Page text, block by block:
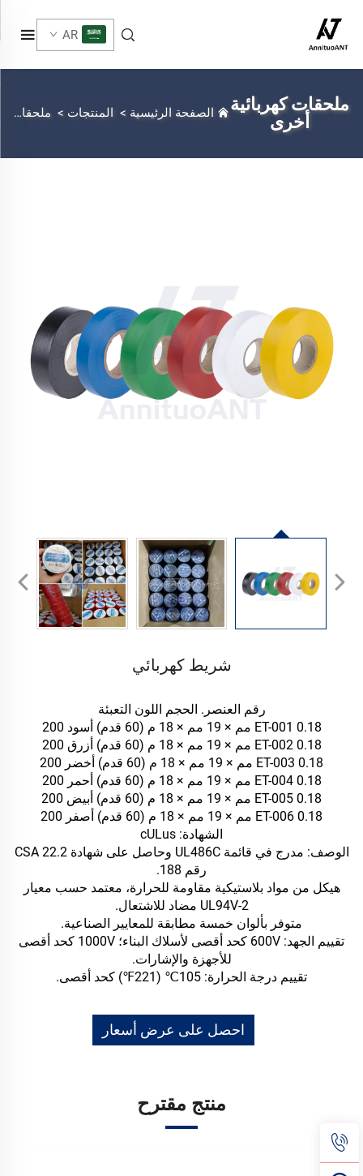
AR
ملحقات كهربائية
أخرى
الصفحة الرئيسية > المنتجات > ملحقات كهربائية أخرى
شريط كهربائي
رقم العنصر. الحجم اللون التعبئة
ET-001 0.18 مم × 19 مم × 18 م (60 قدم) أسود 200
ET-002 0.18 مم × 19 مم × 18 م (60 قدم) أزرق 200
ET-003 0.18 مم × 19 مم × 18 م (60 قدم) أخضر 200
ET-004 0.18 مم × 19 مم × 18 م (60 قدم) أحمر 200
ET-005 0.18 مم × 19 مم × 18 م (60 قدم) أبيض 200
ET-006 0.18 مم × 19 مم × 18 م (60 قدم) أصفر 200
الشهادة: cULus
الوصف: مدرج في قائمة UL486C وحاصل على شهادة CSA 22.2
رقم 188.
هيكل من مواد بلاستيكية مقاومة للحرارة، معتمد حسب معيار
UL94V-2 مضاد للاشتعال.
متوفر بألوان خمسة مطابقة للمعايير الصناعية.
تقييم الجهد: 600V كحد أقصى لأسلاك البناء؛ 1000V كحد أقصى
للأجهزة والإشارات.
تقييم درجة الحرارة: 105℃ (221℉) كحد أقصى.
احصل على عرض أسعار
منتج مقترح